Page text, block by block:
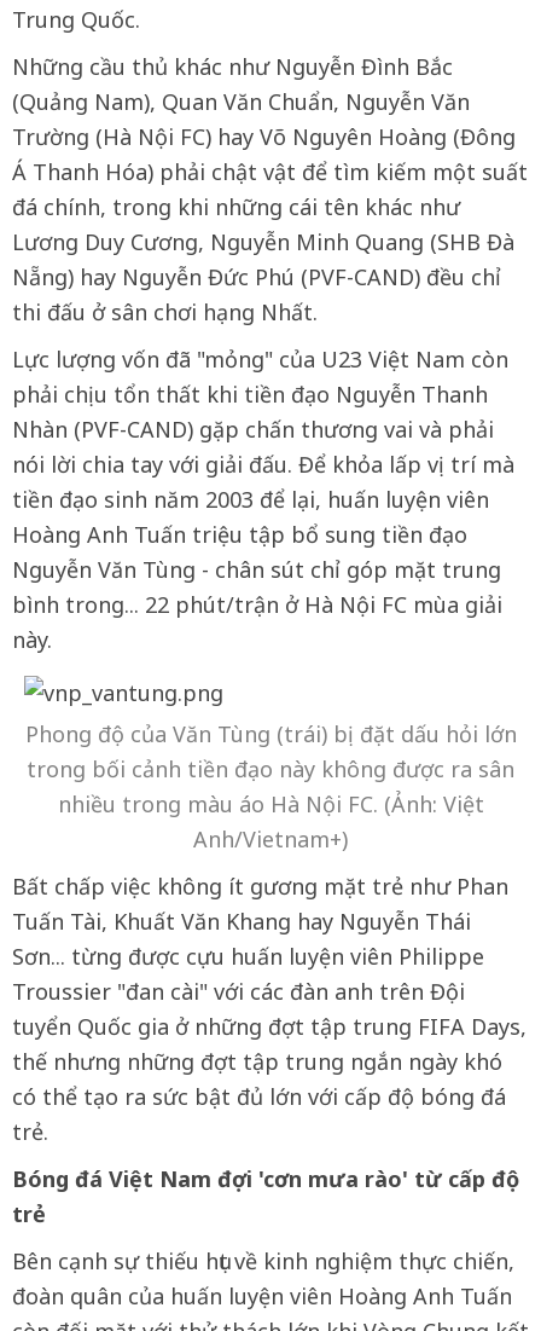
Trung Quốc.
Những cầu thủ khác như Nguyễn Đình Bắc
(Quảng Nam), Quan Văn Chuẩn, Nguyễn Văn
Trường (Hà Nội FC) hay Võ Nguyên Hoàng (Đông
Á Thanh Hóa) phải chật vật để tìm kiếm một suất
đá chính, trong khi những cái tên khác như
Lương Duy Cương, Nguyễn Minh Quang (SHB Đà
Nẵng) hay Nguyễn Đức Phú (PVF-CAND) đều chỉ
thi đấu ở sân chơi hạng Nhất.
Lực lượng vốn đã "mỏng" của U23 Việt Nam còn
phải chịu tổn thất khi tiền đạo Nguyễn Thanh
Nhàn (PVF-CAND) gặp chấn thương vai và phải
nói lời chia tay với giải đấu. Để khỏa lấp vị trí mà
tiền đạo sinh năm 2003 để lại, huấn luyện viên
Hoàng Anh Tuấn triệu tập bổ sung tiền đạo
Nguyễn Văn Tùng - chân sút chỉ góp mặt trung
bình trong... 22 phút/trận ở Hà Nội FC mùa giải
này.
Phong độ của Văn Tùng (trái) bị đặt dấu hỏi lớn
trong bối cảnh tiền đạo này không được ra sân
nhiều trong màu áo Hà Nội FC. (Ảnh: Việt
Anh/Vietnam+)
Bất chấp việc không ít gương mặt trẻ như Phan
Tuấn Tài, Khuất Văn Khang hay Nguyễn Thái
Sơn... từng được cựu huấn luyện viên Philippe
Troussier "đan cài" với các đàn anh trên Đội
tuyển Quốc gia ở những đợt tập trung FIFA Days,
thế nhưng những đợt tập trung ngắn ngày khó
có thể tạo ra sức bật đủ lớn với cấp độ bóng đá
trẻ.
Bóng đá Việt Nam đợi 'cơn mưa rào' từ cấp độ
trẻ
Bên cạnh sự thiếu hụt về kinh nghiệm thực chiến,
đoàn quân của huấn luyện viên Hoàng Anh Tuấn